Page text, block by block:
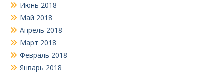
Июнь 2018
Май 2018
Апрель 2018
Март 2018
Февраль 2018
Январь 2018